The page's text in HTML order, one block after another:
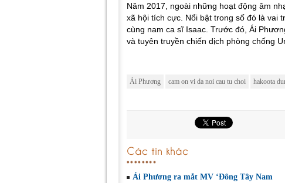
Năm 2017, ngoài những hoạt động âm
xã hội tích cực. Nổi bật trong số đó là vai
cùng nam ca sĩ Isaac. Trước đó, Ái
và tuyên truyền chiến dịch phòng chống
Ái Phương cam on vi da noi cau tu choi hakoota
Các tin khác
Ái Phương ra mắt MV ‘Đông Tây Nam